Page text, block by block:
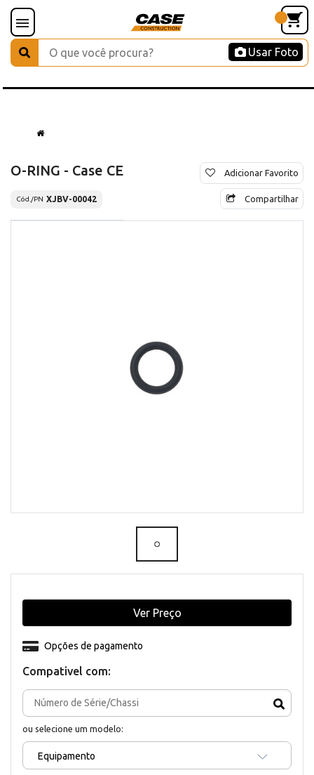
Usar Foto
O-RING - Case CE
Cód./PN XJBV-00042
Adicionar Favorito
Compartilhar
Compativel com:
ou selecione um modelo:
Equipamento
Opções de pagamento
Ver Preço